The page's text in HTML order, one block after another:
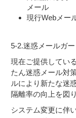
メール
現行Webメー
5-2.迷惑メールガ
現在ご提供してい
たん迷惑メール対
ルにより新たな迷
隔離率の向上を図
システム変更に伴